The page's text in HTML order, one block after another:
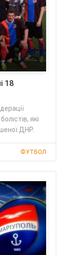
18
які
ДНР.
ФУТБОЛ